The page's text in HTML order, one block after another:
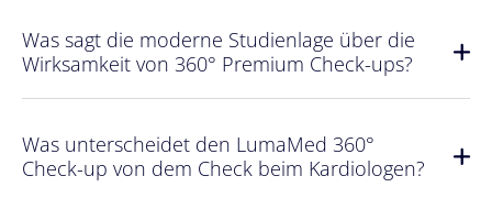
Was sagt die moderne Studienlage über die
Wirksamkeit von 360° Premium Check-ups?​
Was unterscheidet den LumaMed 360°
Check-up von dem Check beim Kardiologen?